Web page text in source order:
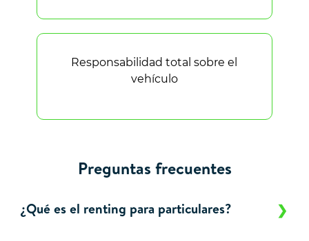
Responsabilidad total sobre el
vehículo
Preguntas frecuentes
¿Qué es el renting para particulares?